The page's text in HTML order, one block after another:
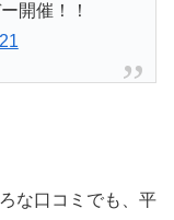
開催！！
な口コミでも、平